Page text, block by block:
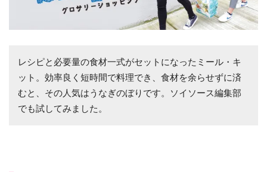
レシピと必要量の食材一式がセットになったミール・キ
ット。効率良く短時間で料理でき、食材を余らせずに済
むと、その人気はうなぎのぼりです。ソイソース編集部
でも試してみました。